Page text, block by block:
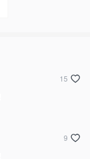
15
9